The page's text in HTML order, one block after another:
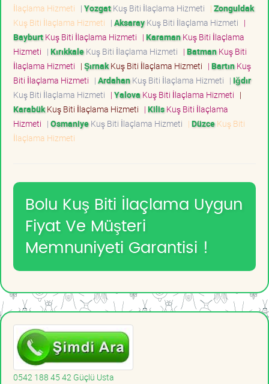
İlaçlama Hizmeti | YozgatKuş Biti İlaçlama Hizmeti | Zonguldak
Kuş Biti İlaçlama Hizmeti | AksarayKuş Biti İlaçlama Hizmeti |
BayburtKuş Biti İlaçlama Hizmeti | KaramanKuş Biti İlaçlama
Hizmeti | KırıkkaleKuş Biti İlaçlama Hizmeti | BatmanKuş Biti
İlaçlama Hizmeti | ŞırnakKuş Biti İlaçlama Hizmeti | BartınKuş
Biti İlaçlama Hizmeti | ArdahanKuş Biti İlaçlama Hizmeti | Iğdır
Kuş Biti İlaçlama Hizmeti | Yalova Kuş Biti İlaçlama Hizmeti |
KarabükKuş Biti İlaçlama Hizmeti | KilisKuş Biti İlaçlama
Hizmeti | OsmaniyeKuş Biti İlaçlama Hizmeti | DüzceKuş Biti
İlaçlama Hizmeti
Bolu Kuş Biti İlaçlama Uygun
Fiyat Ve Müşteri
Memnuniyeti Garantisi !
0542 188 45 42 Güçlü Usta